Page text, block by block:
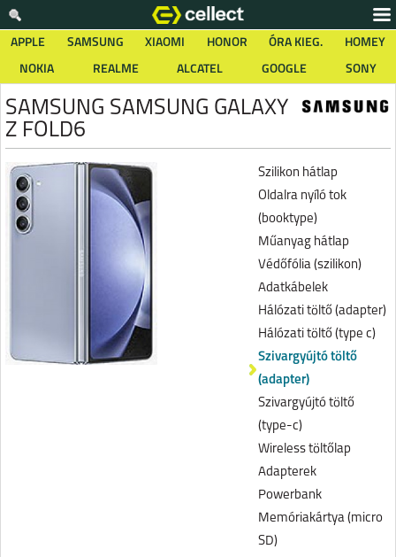
APPLE SAMSUNG XIAOMI HONOR ÓRA KIEG.
HOMEY
NOKIA
REALME ALCATEL GOOGLE SONY
SAMSUNG SAMSUNG GALAXY
Z FOLD6
Szilikon hátlap
Oldalra nyíló tok
(booktype)
Műanyag hátlap
Védőfólia (szilikon)
Adatkábelek
Hálózati töltő (adapter)
Hálózati töltő (type c)
Szivargyújtó töltő
(adapter)
Szivargyújtó töltő
(type-c)
Wireless töltőlap
Adapterek
Powerbank
Memóriakártya (micro
SD)